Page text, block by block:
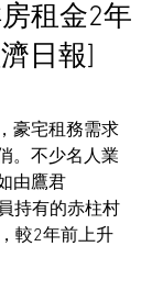
租金2年
日報]
豪宅租務需求
。不少名人業
由鷹君
持有的赤柱村
較2年前上升